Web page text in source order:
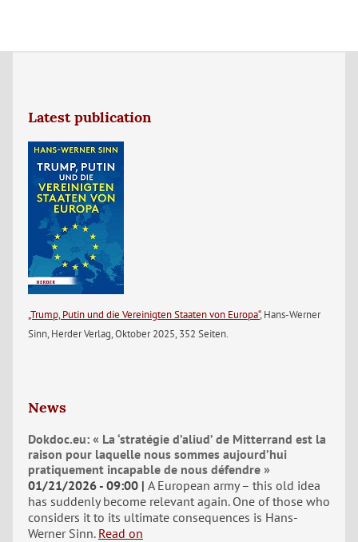
Latest publication
„Trump, Putin und die Vereinigten Staaten von Europa“, Hans-Werner
Sinn, Herder Verlag, Oktober 2025, 352 Seiten.
News
Dokdoc.eu: « La ‘stratégie d’aliud’ de Mitterrand est la
raison pour laquelle nous sommes aujourd’hui
pratiquement incapable de nous défendre »
01/21/2026 - 09:00 A European army – this old idea
has suddenly become relevant again. One of those who
considers it to its ultimate consequences is Hans-
Werner Sinn. Read on